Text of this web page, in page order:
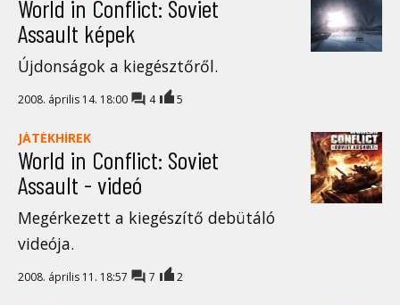
World in Conflict: Soviet
Assault képek
Újdonságok a kiegésztőről.
2008. április 14. 18:00 4 5
JÁTÉKHÍREK
World in Conflict: Soviet
Assault - videó
Megérkezett a kiegészítő debütáló
videója.
2008. április 11. 18:57 7 2